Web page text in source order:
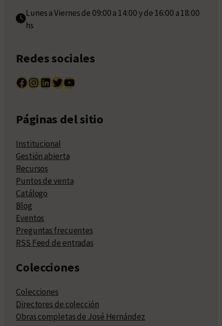
Lunes a Viernes de 09:00 a 14:00 y de 16:00 a 18:00
hs
Redes sociales
Facebook InstagramLinkedIn Twitter YouTube
Páginas del sitio
Institucional
Gestión abierta
Recursos
Puntos de venta
Catálogo
Blog
Eventos
Preguntas frecuentes
RSS Feed de entradas
Colecciones
Colecciones
Directores de colección
Obras completas de José Hernández